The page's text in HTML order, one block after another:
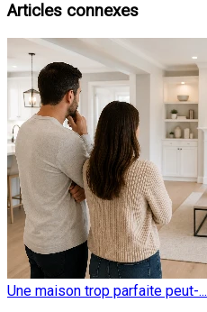
Articles connexes
Une maison trop parfaite peut-...